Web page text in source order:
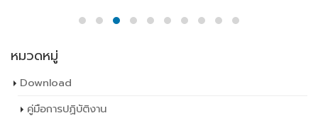
หมวดหมู่
Download
คู่มือการปฏิบัติงาน